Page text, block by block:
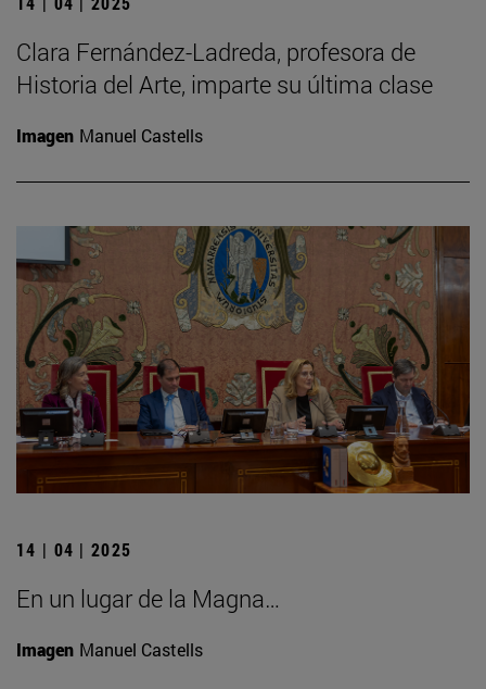
Clara Fernández-Ladreda, profesora de
Historia del Arte, imparte su última clase
Imagen Manuel Castells
14 | 04 | 2025
En un lugar de la Magna…
Imagen Manuel Castells